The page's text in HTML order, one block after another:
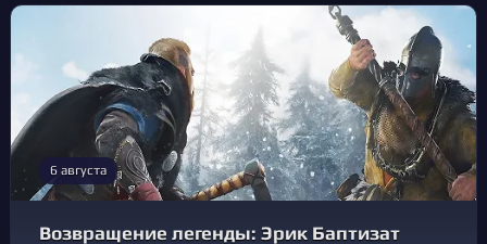
6 августа
Возвращение легенды: Эрик Баптизат